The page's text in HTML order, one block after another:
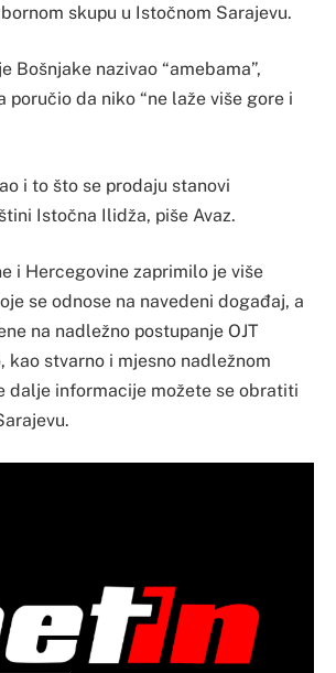
skupu u Istočnom Sarajevu.
Bošnjake nazivao “amebama”,
poručio da niko “ne laže više gore i
i to što se prodaju stanovi
Istočna Ilidža, piše Avaz.
i Hercegovine zaprimilo je više
se odnose na navedeni događaj, a
na nadležno postupanje OJT
kao stvarno i mjesno nadležnom
dalje informacije možete se obratiti